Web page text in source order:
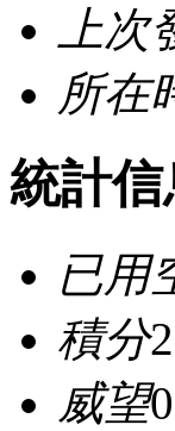
上
所在
統計信
已用
積分
威望0